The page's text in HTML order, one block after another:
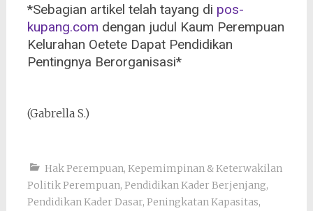
*Sebagian artikel telah tayang di pos-
kupang.com dengan judul Kaum Perempuan
Kelurahan Oetete Dapat Pendidikan
Pentingnya Berorganisasi*
(Gabrella S.)
Hak Perempuan, Kepemimpinan & Keterwakilan
Politik Perempuan, Pendidikan Kader Berjenjang,
Pendidikan Kader Dasar, Peningkatan Kapasitas,